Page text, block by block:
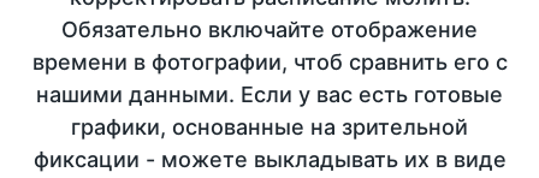
Обязательно включайте отображение
времени в фотографии, чтоб сравнить его с
нашими данными. Если у вас есть готовые
графики, основанные на зрительной
фиксации - можете выкладывать их в виде